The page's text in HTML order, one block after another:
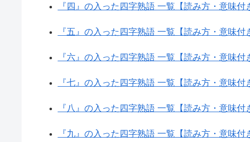
『四』の入った四字熟語 一覧【読み方・意味付
『五』の入った四字熟語 一覧【読み方・意味付
『六』の入った四字熟語 一覧【読み方・意味付
『七』の入った四字熟語 一覧【読み方・意味付
『八』の入った四字熟語 一覧【読み方・意味付
『九』の入った四字熟語 一覧【読み方・意味付